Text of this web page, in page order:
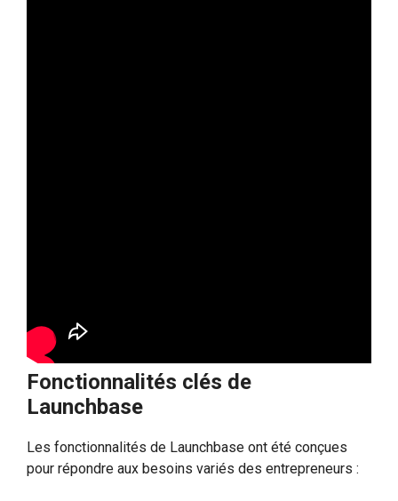
Fonctionnalités clés de
Launchbase
Les fonctionnalités de Launchbase ont été conçues
pour répondre aux besoins variés des entrepreneurs :